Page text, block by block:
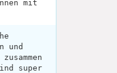
mit
und
super